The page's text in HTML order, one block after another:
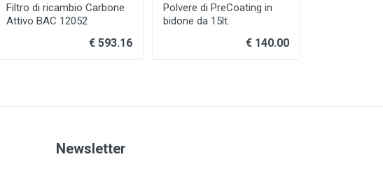
Filtro di ricambio Carbone
Attivo BAC 12052
€ 593.16
Polvere di PreCoating in
bidone da 15lt.
€ 140.00
Newsletter